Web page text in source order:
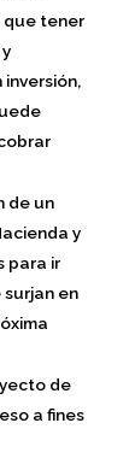
que tener
de un
y
para ir
en
de
a fines